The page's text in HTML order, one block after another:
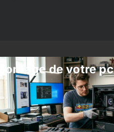
Montage de votre pc